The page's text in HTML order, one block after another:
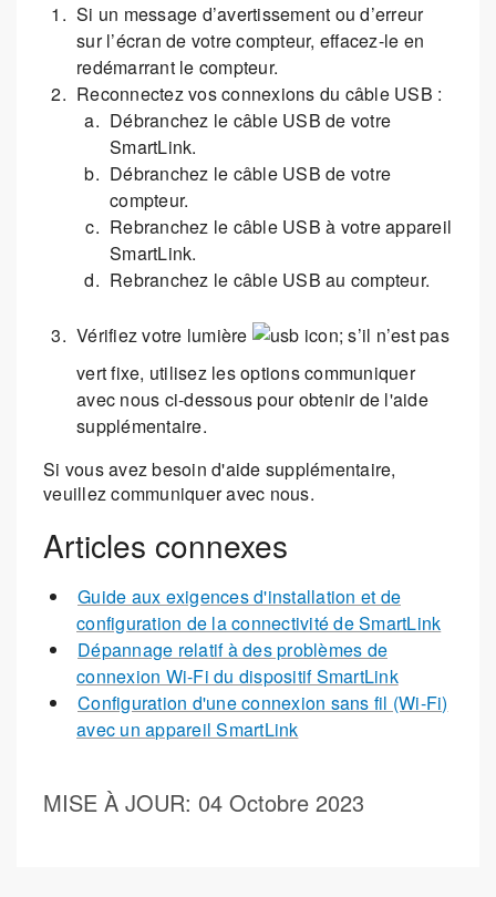
Si un message d’avertissement ou d’erreur
sur l’écran de votre compteur, effacez-le en
redémarrant le compteur.
Reconnectez vos connexions du câble USB :
Débranchez le câble USB de votre
SmartLink.
Débranchez le câble USB de votre
compteur.
Rebranchez le câble USB à votre appareil
SmartLink.
Rebranchez le câble USB au compteur.
Vérifiez votre lumière
; s’il n’est pas
vert fixe, utilisez les options communiquer
avec nous ci-dessous pour obtenir de l'aide
supplémentaire.
Si vous avez besoin d'aide supplémentaire,
veuillez communiquer avec nous.
Articles connexes
Guide aux exigences d'installation et de
configuration de la connectivité de SmartLink
Dépannage relatif à des problèmes de
connexion Wi-Fi du dispositif SmartLink
Configuration d'une connexion sans fil (Wi-Fi)
avec un appareil SmartLink
MISE À JOUR: 04 Octobre 2023